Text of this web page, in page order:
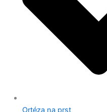
Ortéza na prst